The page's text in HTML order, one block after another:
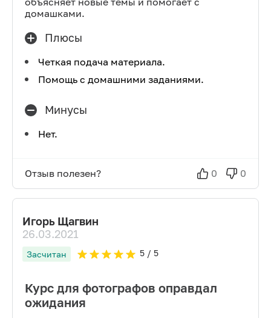
домашками.
Плюсы
Четкая подача материала.
Помощь с домашними заданиями.
Минусы
Нет.
Отзыв полезен? 0 0
Игорь Щагвин
26.03.2021
Засчитан 5/ 5
Курс для фотографов оправдал
ожидания